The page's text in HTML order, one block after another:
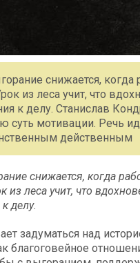
снижается, когда
из леса учит, что
к делу. Станислав
суть мотивации. Речь
действенным
снижается, когда
леса учит, что
делу.
задуматься над
благоговейное